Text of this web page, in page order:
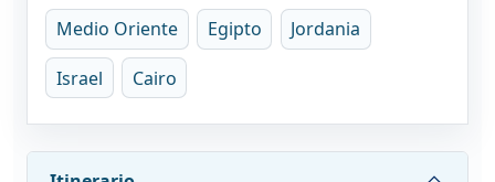
Medio Oriente
Egipto Jordania
Israel Cairo